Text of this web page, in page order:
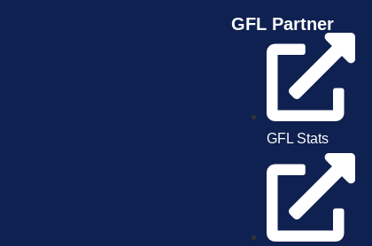
GFL Partner
GFL Stats